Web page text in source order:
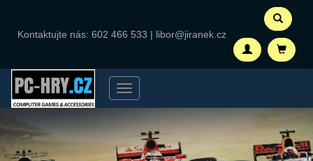
Kontaktujte nás: 602 466 533 | libor@jiranek.cz
Menu